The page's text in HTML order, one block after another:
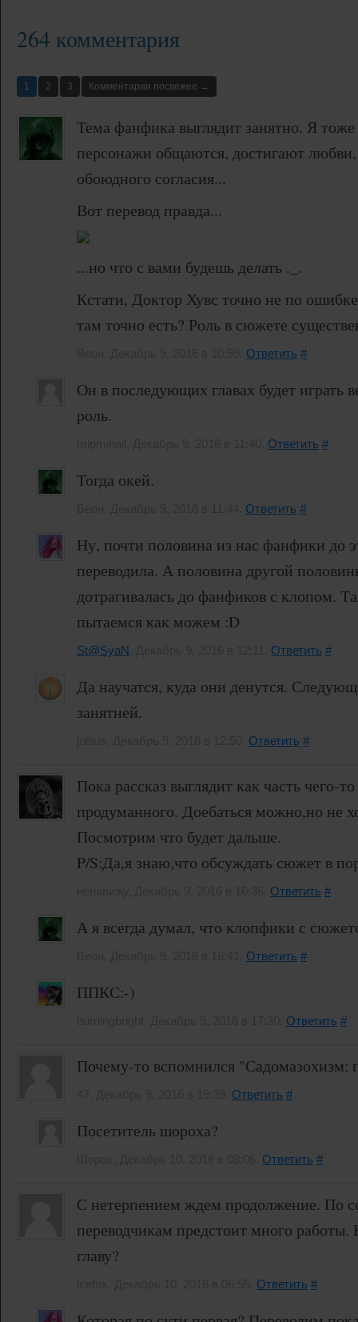
264 комментария
1 2 3 Комментарии посвежее →
Тема фанфика выглядит занятно. Я
персонажи общаются, достигают
обоюдного согласия...
Вот перевод правда...
...но что с вами будешь делать ._.
Кстати, Доктор Хувс точно не по
там точно есть? Роль в сюжете
Ответить #
Он в последующих главах будет играть
роль.
Ответить #
Тогда окей.
Ответить #
Ну, почти половина из нас фанфики до
переводила. А половина другой
дотрагивалась до фанфиков с клопом.
пытаемся как можем :D
St@SyaN Ответить #
Да научатся, куда они денутся.
занятней.
Ответить #
Пока рассказ выглядит как часть чего-
продуманного. Доебаться можно,но не
Посмотрим что будет дальше.
P/S:Да,я знаю,что обсуждать сюжет в
Ответить #
А я всегда думал, что клопфики с
Ответить #
ППКС:-)
Ответить #
Почему-то вспомнился "Садомазохизм:
Ответить #
Посетитель шороха?
Ответить #
С нетерпением ждем продолжение. По
переводчикам предстоит много
главу?
Ответить #